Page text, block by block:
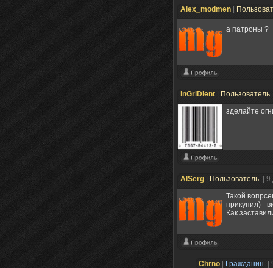
Alex_modmen
а патроны ?
inGriDient Пользователь
зделайте
AlSerg Пользователь
|
Такой
прикупил) -
Как
Chrno Гражданин